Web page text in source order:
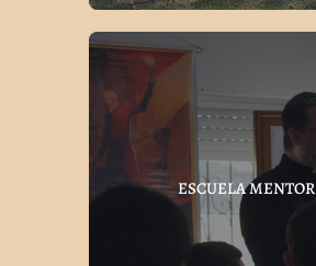
ESCUELA MENTOR